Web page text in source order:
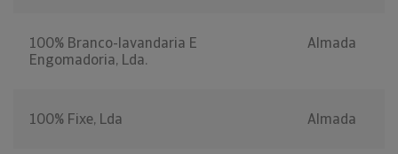
100% Branco-lavandaria E
Engomadoria, Lda.
Almada
100% Fixe, Lda Almada